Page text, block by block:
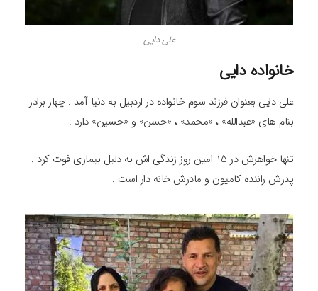
علی دایی
خانواده دایی
علی دایی بعنوان فرزند سوم خانواده در اردبیل به دنیا آمد . چهار برادر
بنام های «عبدالله» ، «محمد» ، «حسن» و «حسین» دارد .
تنها خواهرش در 15 امین روز زندگی اش به دلیل بیماری فوت کرد .
پدرش راننده کامیون و مادرش خانه دار است .